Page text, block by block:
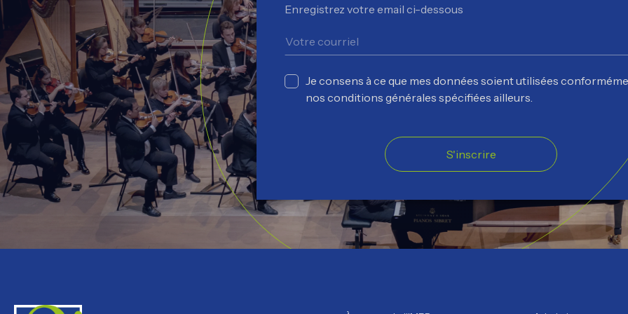
Enregistrez votre email ci-dessous
Je consens à ce que mes données soient utilisées
nos conditions générales spécifiées ailleurs.
S'inscrire